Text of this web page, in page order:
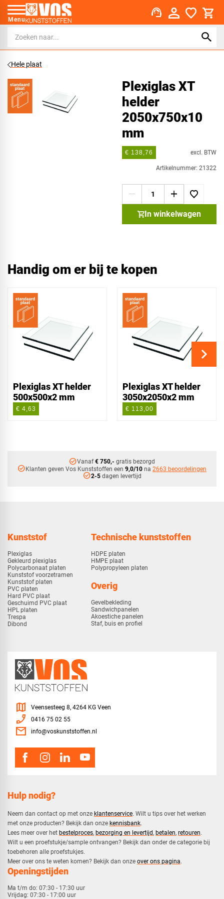
Menu support_agent
Hele plaat
Plexiglas XT
helder
2050x750x10
mm
€ 138,76 excl. BTW
Artikelnummer: 21322
In winkelwagen
Handig om er bij te kopen
Plexiglas XT helder
500x500x2 mm
€ 4,63
Plexiglas XT helder
3050x2050x2 mm
€ 113,00
check_circleVanaf€ 750,- gratis bezorgd
check_circleKlanten geven Vos Kunststoffen een 9,0/10 na 2663 beoordelingen
check_circle2-5dagen levertijd
Kunststof
Plexiglas
Gekleurd plexiglas
Polycarbonaat platen
Kunststof voorzetramen
Kunststof platen
PVC platen
Hard PVC plaat
Geschuimd PVC plaat
HPL platen
Trespa
Dibond
Technische kunststoffen
HDPE platen
HMPE plaat
Polypropyleen platen
Overig
Gevelbekleding
Sandwichpanelen
Akoestiche panelen
Staf, buis en profiel
Hulp nodig?
Neem dan contact op met onze klantenservice. Wilt u tips over het werken
met onze producten? Bekijk dan onze kennisbank.
​Lees meer over het bestelproces, bezorging en levertijd, betalen, retouren.​
​Wilt u een proefstukje/sample ontvangen? Bekijk dan onder de categorie bij
toebehoren alle proefstukjes.
​​Meer over ons te weten komen? Bekijk dan onze over ons pagina.
Openingstijden
Ma t/m do: 07:30 - 17:30 uur
Vrijdag: 07:30 - 17:00 uur
map Veensesteeg 8, 4264 KG Veen
phone_enabled 0416 75 02 55
mail info@voskunststoffen.nl